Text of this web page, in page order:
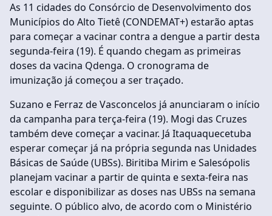
As 11 cidades do Consórcio de Desenvolvimento dos
Municípios do Alto Tietê (CONDEMAT+) estarão aptas
para começar a vacinar contra a dengue a partir desta
segunda-feira (19). É quando chegam as primeiras
doses da vacina Qdenga. O cronograma de
imunização já começou a ser traçado.
Suzano e Ferraz de Vasconcelos já anunciaram o início
da campanha para terça-feira (19). Mogi das Cruzes
também deve começar a vacinar. Já Itaquaquecetuba
esperar começar já na própria segunda nas Unidades
Básicas de Saúde (UBSs). Biritiba Mirim e Salesópolis
planejam vacinar a partir de quinta e sexta-feira nas
escolar e disponibilizar as doses nas UBSs na semana
seguinte. O público alvo, de acordo com o Ministério